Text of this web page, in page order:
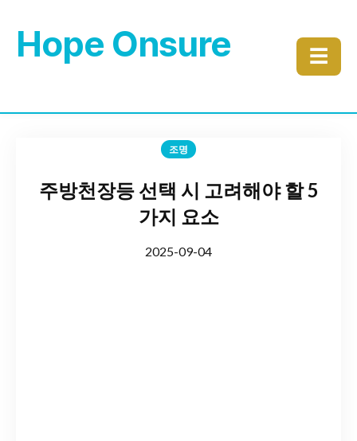
Hope Onsure ☰
조명
주방천장등 선택 시 고려해야 할 5
가지 요소
2025-09-04